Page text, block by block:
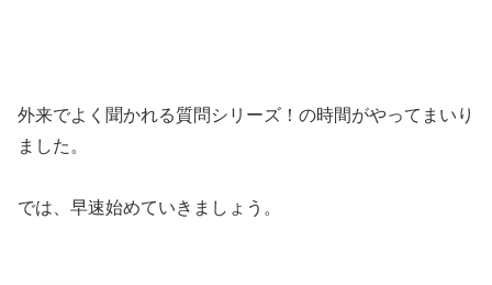
外来でよく聞かれる質問シリーズ！の時間がやってまいり
ました。
では、早速始めていきましょう。